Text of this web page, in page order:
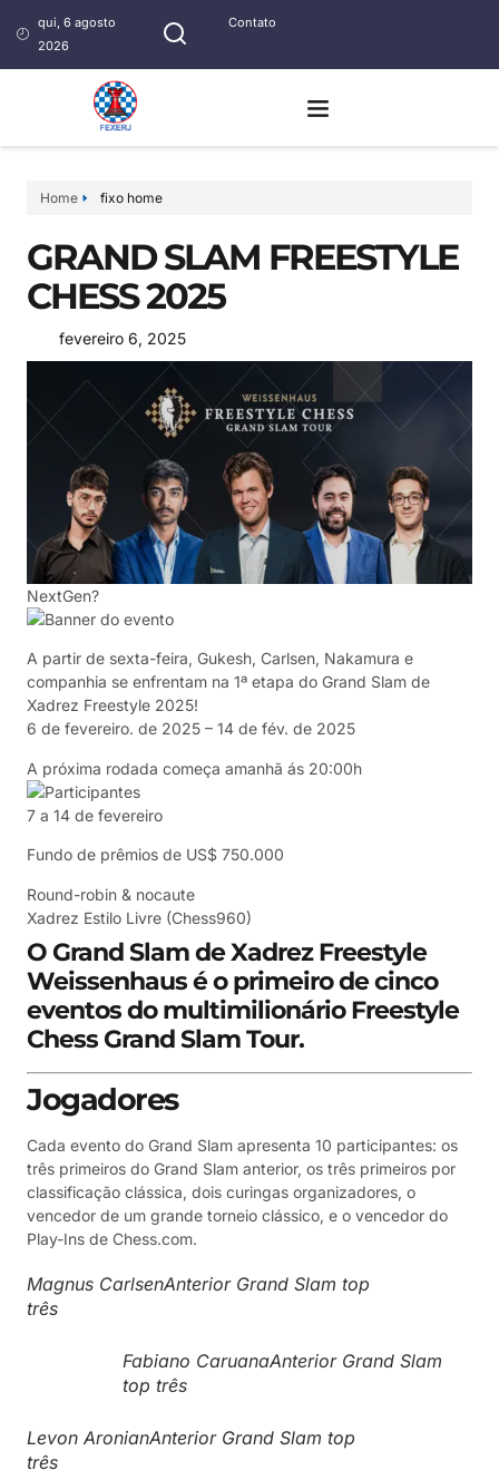
qui, 6 agosto
2026
Contato
Home fixo home
GRAND SLAM FREESTYLE
CHESS 2025
fevereiro 6, 2025
NextGen?
A partir de sexta-feira, Gukesh, Carlsen, Nakamura e
companhia se enfrentam na 1ª etapa do Grand Slam de
Xadrez Freestyle 2025!
6 de fevereiro. de 2025 – 14 de fév. de 2025
A próxima rodada começa amanhã ás 20:00h
7 a 14 de fevereiro
Fundo de prêmios de US$ 750.000
Round-robin & nocaute
Xadrez Estilo Livre (Chess960)
O Grand Slam de Xadrez Freestyle
Weissenhaus é o primeiro de cinco
eventos do multimilionárioFreestyle
Chess Grand Slam Tour.
Jogadores
Cada evento do Grand Slam apresenta 10 participantes: os
três primeiros do Grand Slam anterior, os três primeiros por
classificação clássica, dois curingas organizadores, o
vencedor de um grande torneio clássico, e o vencedor do
Play-Ins de Chess.com.
Magnus CarlsenAnterior Grand Slam top
três
Fabiano CaruanaAnterior Grand Slam
top três
Levon AronianAnterior Grand Slam top
três